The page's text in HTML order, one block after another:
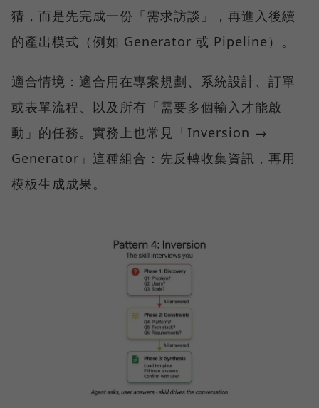
猜，而是先完成一份「需求訪談」，再進入後續
的產出模式（例如 Generator 或 Pipeline）。
適合情境：適合用在專案規劃、系統設計、訂單
或表單流程、以及所有「需要多個輸入才能啟
動」的任務。實務上也常見「Inversion →
Generator」這種組合：先反轉收集資訊，再用
模板生成成果。